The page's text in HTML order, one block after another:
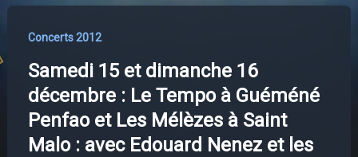
Concerts 2012
Samedi 15 et dimanche 16
décembre : Le Tempo à Guéméné
Penfao et Les Mélèzes à Saint
Malo : avec Edouard Nenez et les